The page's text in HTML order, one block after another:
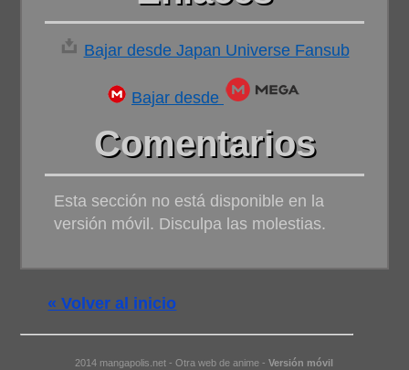
Bajar desde Japan Universe Fansub
Bajar desde
Comentarios
Esta sección no está disponible en la
versión móvil. Disculpa las molestias.
« Volver al inicio
2014 mangapolis.net - Otra web de anime -Versión móvil